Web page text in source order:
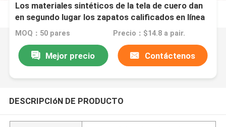
Los materiales sintéticos de la tela de cuero dan
en segundo lugar los zapatos calificados en línea
MOQ：50 pares Precio：$14.8 a pair.
Mejor precio Contáctenos
DESCRIPCIóN DE PRODUCTO